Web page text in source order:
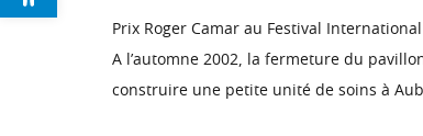
Prix Roger Camar au Festival
A l’automne 2002, la fermeture du
construire une petite unité de soins à